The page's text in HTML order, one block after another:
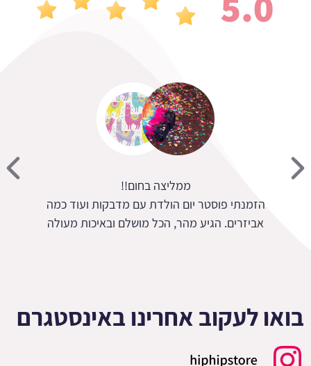
מגוון רחב ושירות מעולה
הזמנתי
אביזרים.
בואו לעקוב אחרינו באינסטגרם